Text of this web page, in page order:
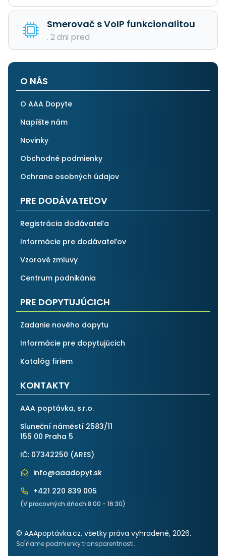
Smerovač s VoIP funkcionalitou
. 2 dni pred
O NÁS
O AAA Dopyte
Napíšte nám
Novinky
Obchodné podmienky
Ochrana osobných údajov
PRE DODÁVATEĽOV
Registrácia dodávateľa
Informácie pre dodávateľov
Vzorové zmluvy
Centrum podnikánia
PRE DOPYTUJÚCICH
Zadanie nového dopytu
Informácie pre dopytujúcich
Katalóg firiem
KONTAKTY
AAA poptávka, s.r.o.
Sluneční náměstí 2583/11
155 00 Praha 5
IČ: 07342250 (ARES)
info@aaadopyt.sk
+421 220 839 005
(V pracovných dňoch 8:00 - 16:30)
© AAApoptávka.cz, všetky práva vyhradené, 2026.
Spĺňame podmienky transparentnosti.